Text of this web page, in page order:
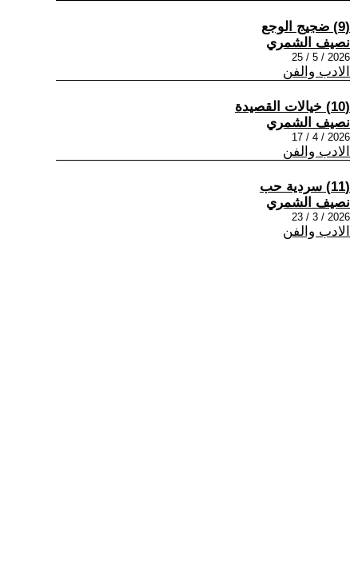
(9) ضجيج الوجع
نصيف الشمري
2026 / 5 / 25
الادب والفن
(10) خيالات القصيدة
نصيف الشمري
2026 / 4 / 17
الادب والفن
(11) سردية حب
نصيف الشمري
2026 / 3 / 23
الادب والفن